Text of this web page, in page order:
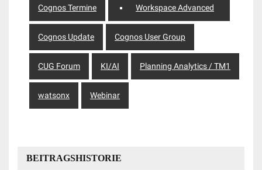
Cognos Termine Workspace Advanced
Cognos Update Cognos User Group
CUG Forum KI/AI Planning Analytics / TM1
watsonx Webinar
BEITRAGSHISTORIE